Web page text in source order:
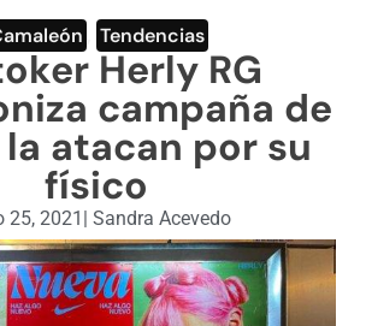
ENGLISH SECTION
VIDEOS
Tendencias
Herly RG
campaña de
la atacan por su
físico
25, 2021 | Sandra Acevedo